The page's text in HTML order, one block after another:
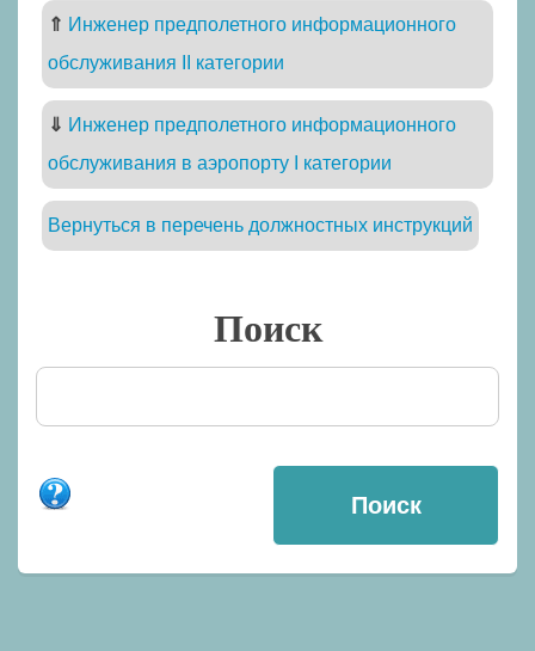
⇑ Инженер предполетного информационного
обслуживания II категории
⇓ Инженер предполетного информационного
обслуживания в аэропорту I категории
Вернуться в перечень должностных инструкций
Поиск